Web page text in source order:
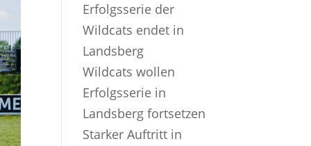
Erfolgsserie der
Wildcats endet in
Landsberg
Wildcats wollen
Erfolgsserie in
Landsberg fortsetzen
Starker Auftritt in